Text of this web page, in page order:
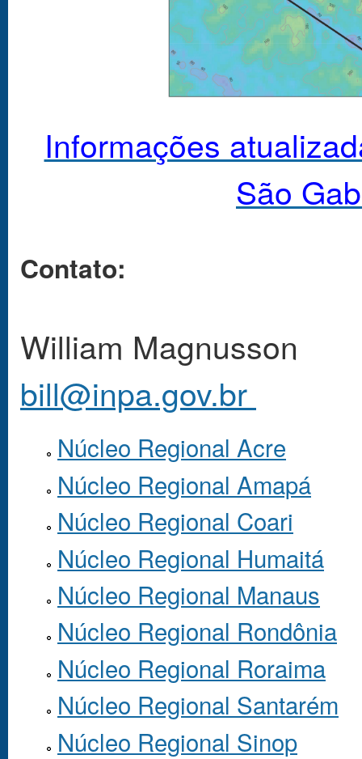
Informações
São
Contato:
William Magnusson
bill@inpa.gov.br
Núcleo Regional Acre
Núcleo Regional Amapá
Núcleo Regional Coari
Núcleo Regional Humaitá
Núcleo Regional Manaus
Núcleo Regional Rondônia
Núcleo Regional Roraima
Núcleo Regional Santarém
Núcleo Regional Sinop